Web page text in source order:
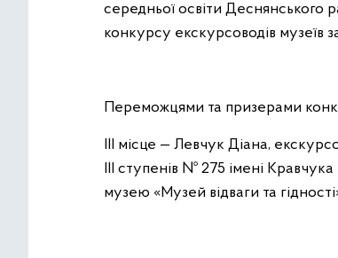
середньої освіти Деснянського
конкурсу екскурсоводів музеїв
Переможцями та призерами
ІІІ місце — Левчук Діана,
ІІІ ступенів № 275 імені
музею «Музей відваги та